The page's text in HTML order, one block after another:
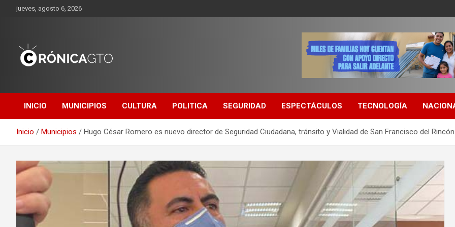
Saltarjueves, agosto 6, 2026
GUANAJUATO
INICIO MUNICIPIOS CULTURA POLITICA SEGURIDAD ESPECTÁCULOS TECNOLOGÍA
Inicio Municipios Hugo César Romero es nuevo director de Seguridad Ciudadana, tránsito y Vialidad de San Francisco del Rincón